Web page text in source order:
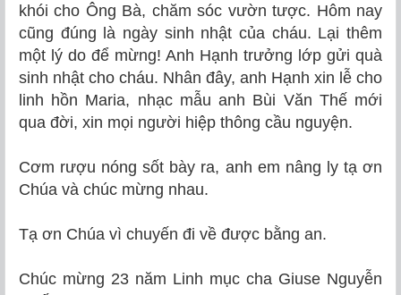
khói cho Ông Bà, chăm sóc vườn tược. Hôm nay
cũng đúng là ngày sinh nhật của cháu. Lại thêm
một lý do để mừng! Anh Hạnh trưởng lớp gửi quà
sinh nhật cho cháu. Nhân đây, anh Hạnh xin lễ cho
linh hồn Maria, nhạc mẫu anh Bùi Văn Thế mới
qua đời, xin mọi người hiệp thông cầu nguyện.
Cơm rượu nóng sốt bày ra, anh em nâng ly tạ ơn
Chúa và chúc mừng nhau.
Tạ ơn Chúa vì chuyến đi về được bằng an.
Chúc mừng 23 năm Linh mục cha Giuse Nguyễn